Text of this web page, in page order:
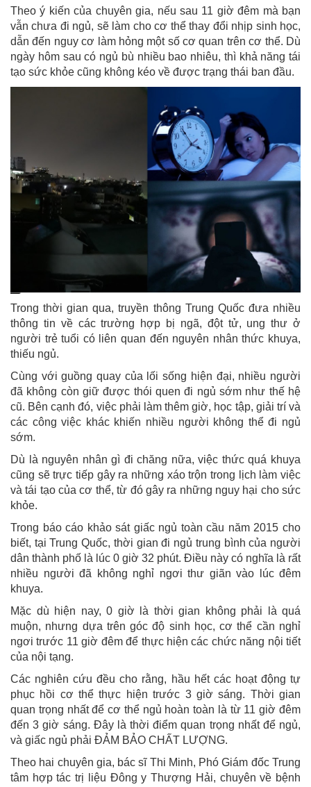
Theo ý kiến của chuyên gia, nếu sau 11 giờ đêm mà bạn
vẫn chưa đi ngủ, sẽ làm cho cơ thể thay đổi nhịp sinh học,
dẫn đến nguy cơ làm hỏng một số cơ quan trên cơ thể. Dù
ngày hôm sau có ngủ bù nhiều bao nhiêu, thì khả năng tái
tạo sức khỏe cũng không kéo về được trạng thái ban đầu.
Trong thời gian qua, truyền thông Trung Quốc đưa nhiều
thông tin về các trường hợp bị ngã, đột tử, ung thư ở
người trẻ tuổi có liên quan đến nguyên nhân thức khuya,
thiếu ngủ.
Cùng với guồng quay của lối sống hiện đại, nhiều người
đã không còn giữ được thói quen đi ngủ sớm như thế hệ
cũ. Bên cạnh đó, việc phải làm thêm giờ, học tập, giải trí và
các công việc khác khiến nhiều người không thể đi ngủ
sớm.
Dù là nguyên nhân gì đi chăng nữa, việc thức quá khuya
cũng sẽ trực tiếp gây ra những xáo trộn trong lịch làm việc
và tái tạo của cơ thể, từ đó gây ra những nguy hại cho sức
khỏe.
Trong báo cáo khảo sát giấc ngủ toàn cầu năm 2015 cho
biết, tại Trung Quốc, thời gian đi ngủ trung bình của người
dân thành phố là lúc 0 giờ 32 phút. Điều này có nghĩa là rất
nhiều người đã không nghỉ ngơi thư giãn vào lúc đêm
khuya.
Mặc dù hiện nay, 0 giờ là thời gian không phải là quá
muộn, nhưng dựa trên góc độ sinh học, cơ thể cần nghỉ
ngơi trước 11 giờ đêm để thực hiện các chức năng nội tiết
của nội tạng.
Các nghiên cứu đều cho rằng, hầu hết các hoạt động tự
phục hồi cơ thể thực hiện trước 3 giờ sáng. Thời gian
quan trọng nhất để cơ thể ngủ hoàn toàn là từ 11 giờ đêm
đến 3 giờ sáng. Đây là thời điểm quan trọng nhất để ngủ,
và giấc ngủ phải ĐẢM BẢO CHẤT LƯỢNG.
Theo hai chuyên gia, bác sĩ Thi Minh, Phó Giám đốc Trung
tâm hợp tác trị liệu Đông y Thượng Hải, chuyên về bệnh